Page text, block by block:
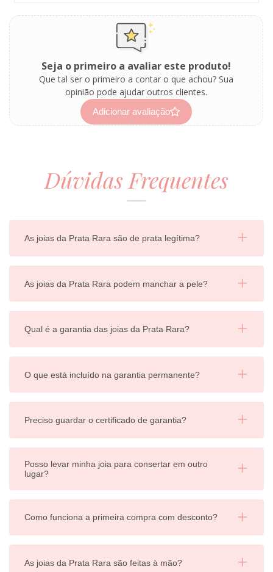
Seja o primeiro a avaliar este produto!
Que tal ser o primeiro a contar o que achou? Sua
opinião pode ajudar outros clientes.
Adicionar avaliação
Dúvidas Frequentes
As joias da Prata Rara são de prata legítima?
As joias da Prata Rara podem manchar a pele?
Qual é a garantia das joias da Prata Rara?
O que está incluído na garantia permanente?
Preciso guardar o certificado de garantia?
Posso levar minha joia para consertar em outro
lugar?
Como funciona a primeira compra com desconto?
As joias da Prata Rara são feitas à mão?